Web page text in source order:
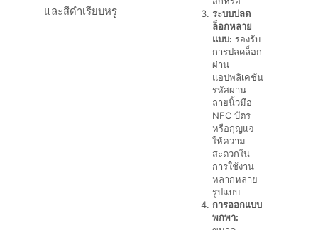
และสีดำเรียบหรู
ระบบปลด
ล็อกหลาย
แบบ: รองรับ
การปลดล็อก
ผ่าน
แอปพลิเคชัน
รหัสผ่าน
ลายนิ้วมือ
NFC บัตร
หรือกุญแจ
ให้ความ
สะดวกใน
การใช้งาน
หลากหลาย
รูปแบบ
การออกแบบ
พกพา: